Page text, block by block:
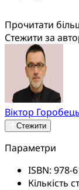
Прочитати
Стежити за
Віктор Горобець
Стежити
Параметри
ISBN: 978-
Кількість